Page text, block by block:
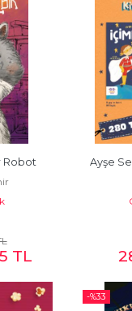
Robot
TL
Ayşe
-%33